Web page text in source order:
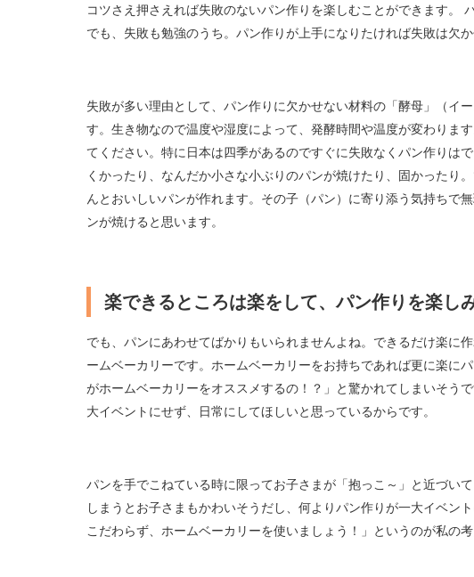
コツさえ押さえれば失敗のないパン作りを楽しむことができます。
でも、失敗も勉強のうち。パン作りが上手になりたければ失敗は欠か
失敗が多い理由として、パン作りに欠かせない材料の「酵母」（イ
す。生き物なので温度や湿度によって、発酵時間や温度が変わりま
てください。特に日本は四季があるのですぐに失敗なくパン作りは
くかったり、なんだか小さな小ぶりのパンが焼けたり、固かったり
んとおいしいパンが作れます。その子（パン）に寄り添う気持ちで
ンが焼けると思います。
楽できるところは楽をして、パン作りを楽し
でも、パンにあわせてばかりもいられませんよね。できるだけ楽に
ームベーカリーです。ホームベーカリーをお持ちであれば更に楽に
がホームベーカリーをオススメするの！？」と驚かれてしまいそう
大イベントにせず、日常にしてほしいと思っているからです。
パンを手でこねている時に限ってお子さまが「抱っこ～」と近づい
しまうとお子さまもかわいそうだし、何よりパン作りが一大イベン
こだわらず、ホームベーカリーを使いましょう！」というのが私の考